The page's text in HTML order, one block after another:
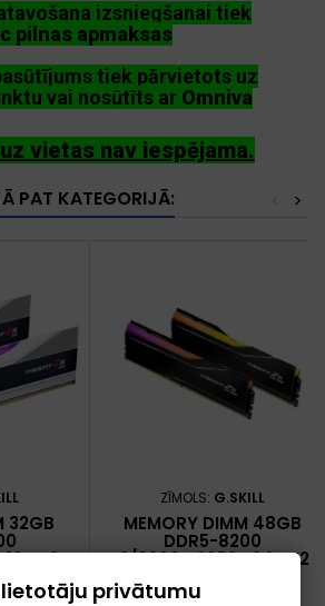
izsniegšanai tiek
pilnas apmaksas
tiek pārvietots uz
vai nosūtīts ar Omniva
vietas nav iespējama.
PAT KATEGORIJĀ: >
32GB
ZĪMOLS: G.SKILL
MEMORY DIMM 48GB
DDR5-8200
K2/8200C4052G24GX2-
Cena
856,85 €
lietotāju privātumu